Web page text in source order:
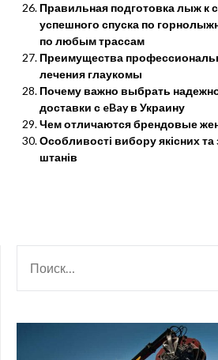
Правильная подготовка лыж к
успешного спуска по
по любым трассам
Преимущества
лечения глаукомы
Почему важно выбрать
доставки с eBay в Украину
Чем отличаются брендовые
Особливості вибору якісних
штанів